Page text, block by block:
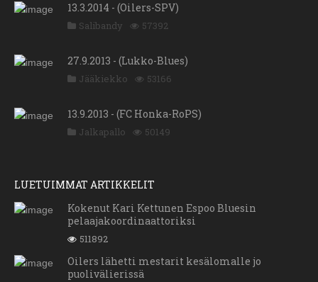
13.3.2014 - (Oilers-SPV)
Salibandy 57392
27.9.2013 - (Lukko-Blues)
Jääkiekko 53166
13.9.2013 - (FC Honka-RoPS)
Jalkapallo 50149
LUETUIMMAT ARTIKKELIT
Kokenut Kari Kettunen Espoo Bluesin
pelaajakoordinaattoriksi
511892
Oilers lähetti mestarit kesälomalle jo
puolivälierissä